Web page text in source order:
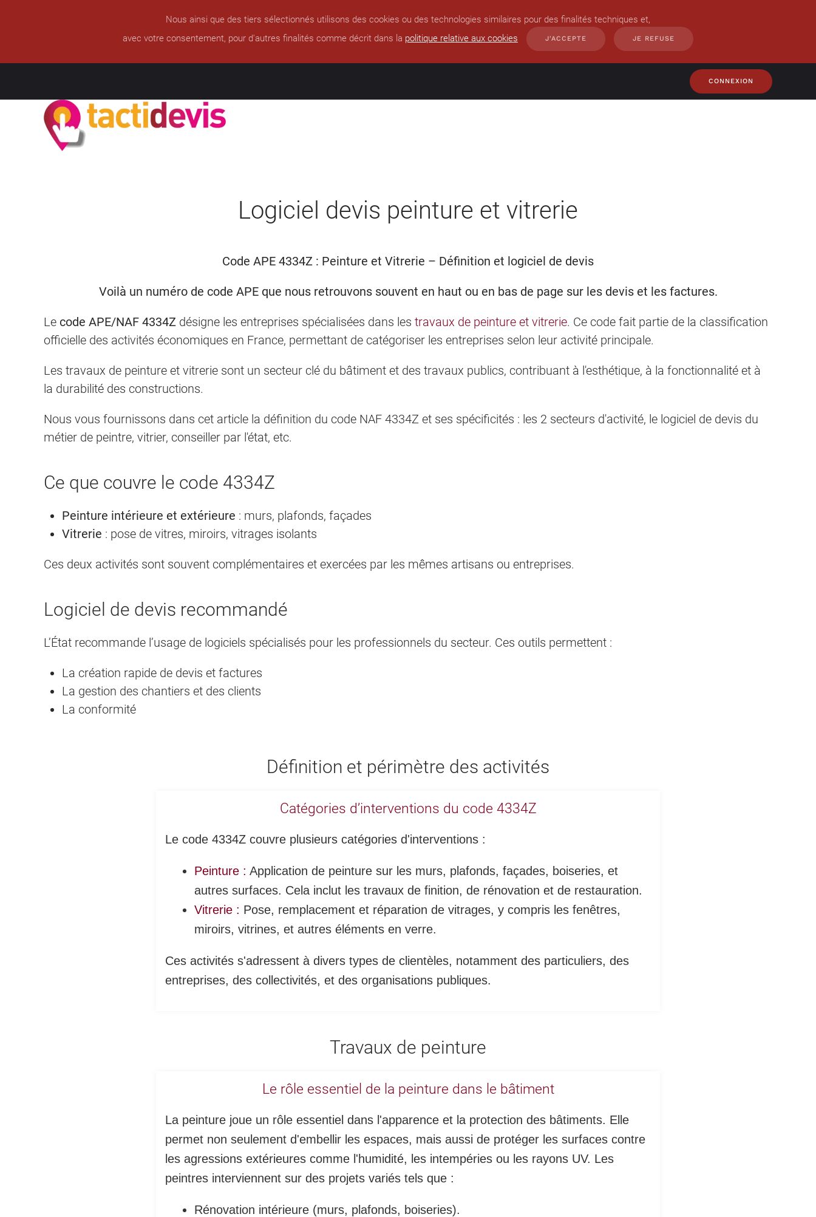
Nous ainsi que des tiers sélectionnés utilisons des cookies ou des technologies similaires pour des finalités techniques et,
avec votre consentement, pour d'autres finalités comme décrit dans la politique relative aux cookies J'ACCEPTE JE REFUSE
CONNEXION
Logiciel devis peinture et vitrerie
Code APE 4334Z : Peinture et Vitrerie – Définition et logiciel de devis
Voilà un numéro de code APE que nous retrouvons souvent en haut ou en bas de page sur les devis et les factures.
Le code APE/NAF 4334Z désigne les entreprises spécialisées dans les travaux de peinture et vitrerie. Ce code fait partie de la classification
officielle des activités économiques en France, permettant de catégoriser les entreprises selon leur activité principale.
Les travaux de peinture et vitrerie sont un secteur clé du bâtiment et des travaux publics, contribuant à l'esthétique, à la fonctionnalité et à
la durabilité des constructions.
Nous vous fournissons dans cet article la définition du code NAF 4334Z et ses spécificités : les 2 secteurs d'activité, le logiciel de devis du
métier de peintre, vitrier, conseiller par l'état, etc.
Ce que couvre le code 4334Z
Peinture intérieure et extérieure : murs, plafonds, façades
Vitrerie : pose de vitres, miroirs, vitrages isolants
Ces deux activités sont souvent complémentaires et exercées par les mêmes artisans ou entreprises.
Logiciel de devis recommandé
L’État recommande l’usage de logiciels spécialisés pour les professionnels du secteur. Ces outils permettent :
La création rapide de devis et factures
La gestion des chantiers et des clients
La conformité
Définition et périmètre des activités
Catégories d’interventions du code 4334Z
Le code 4334Z couvre plusieurs catégories d'interventions :
Peinture : Application de peinture sur les murs, plafonds, façades, boiseries, et
autres surfaces. Cela inclut les travaux de finition, de rénovation et de restauration.
Vitrerie : Pose, remplacement et réparation de vitrages, y compris les fenêtres,
miroirs, vitrines, et autres éléments en verre.
Ces activités s'adressent à divers types de clientèles, notamment des particuliers, des
entreprises, des collectivités, et des organisations publiques.
Travaux de peinture
Le rôle essentiel de la peinture dans le bâtiment
La peinture joue un rôle essentiel dans l'apparence et la protection des bâtiments. Elle
permet non seulement d'embellir les espaces, mais aussi de protéger les surfaces contre
les agressions extérieures comme l'humidité, les intempéries ou les rayons UV. Les
peintres interviennent sur des projets variés tels que :
Rénovation intérieure (murs, plafonds, boiseries).